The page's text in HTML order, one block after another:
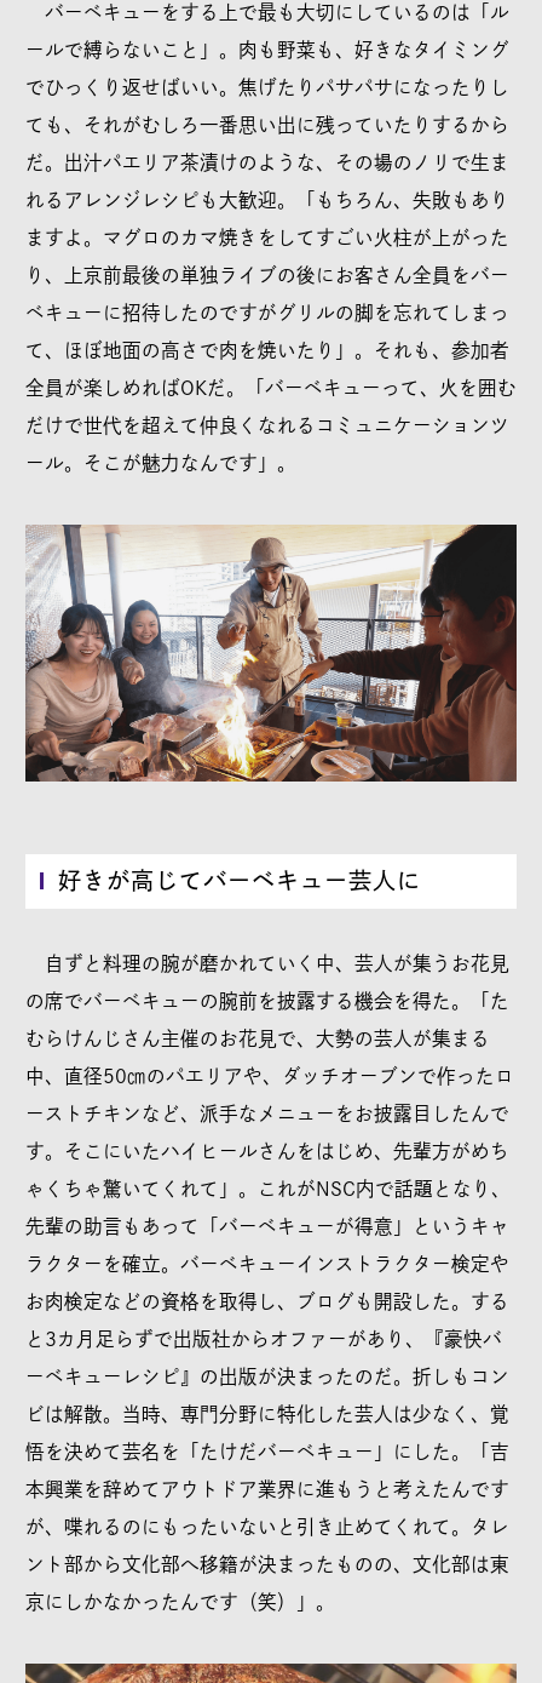
バーベキューをする上で最も大切にしているのは「ル
ールで縛らないこと」。肉も野菜も、好きなタイミング
でひっくり返せばいい。焦げたりパサパサになったりし
ても、それがむしろ一番思い出に残っていたりするから
だ。出汁パエリア茶漬けのような、その場のノリで生ま
れるアレンジレシピも大歓迎。「もちろん、失敗もあり
ますよ。マグロのカマ焼きをしてすごい火柱が上がった
り、上京前最後の単独ライブの後にお客さん全員をバー
ベキューに招待したのですがグリルの脚を忘れてしまっ
て、ほぼ地面の高さで肉を焼いたり」。それも、参加者
全員が楽しめればOKだ。「バーベキューって、火を囲む
だけで世代を超えて仲良くなれるコミュニケーションツ
ール。そこが魅力なんです」。
好きが高じてバーベキュー芸人に
自ずと料理の腕が磨かれていく中、芸人が集うお花見
の席でバーベキューの腕前を披露する機会を得た。「た
むらけんじさん主催のお花見で、大勢の芸人が集まる
中、直径50㎝のパエリアや、ダッチオーブンで作ったロ
ーストチキンなど、派手なメニューをお披露目したんで
す。そこにいたハイヒールさんをはじめ、先輩方がめち
ゃくちゃ驚いてくれて」。これがNSC内で話題となり、
先輩の助言もあって「バーベキューが得意」というキャ
ラクターを確立。バーベキューインストラクター検定や
お肉検定などの資格を取得し、ブログも開設した。する
と3カ月足らずで出版社からオファーがあり、『豪快バ
ーベキューレシピ』の出版が決まったのだ。折しもコン
ビは解散。当時、専門分野に特化した芸人は少なく、覚
悟を決めて芸名を「たけだバーベキュー」にした。「吉
本興業を辞めてアウトドア業界に進もうと考えたんです
が、喋れるのにもったいないと引き止めてくれて。タレ
ント部から文化部へ移籍が決まったものの、文化部は東
京にしかなかったんです（笑）」。